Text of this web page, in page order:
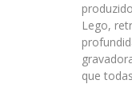
Lego,
que